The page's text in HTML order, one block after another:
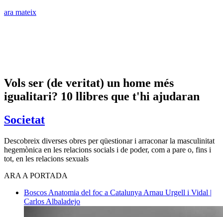
ara mateix
Vols ser (de veritat) un home més
igualitari? 10 llibres que t'hi ajudaran
Societat
Descobreix diverses obres per qüestionar i arraconar la masculinitat
hegemònica en les relacions socials i de poder, com a pare o, fins i
tot, en les relacions sexuals
ARA A PORTADA
Boscos Anatomia del foc a Catalunya Arnau Urgell i Vidal |
Carlos Albaladejo